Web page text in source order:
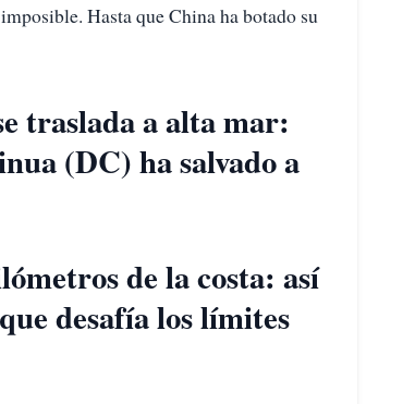
Hasta que China ha botado su
traslada a alta mar:
(DC) ha salvado a
de la costa: así
desafía los límites